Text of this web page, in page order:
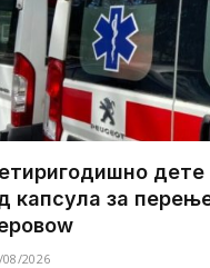
капсула за
2026